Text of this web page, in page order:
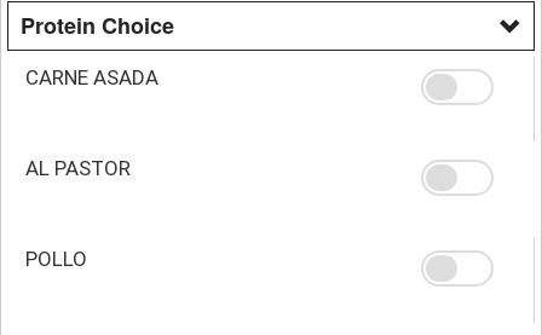
Protein Choice
CARNE ASADA
AL PASTOR
POLLO